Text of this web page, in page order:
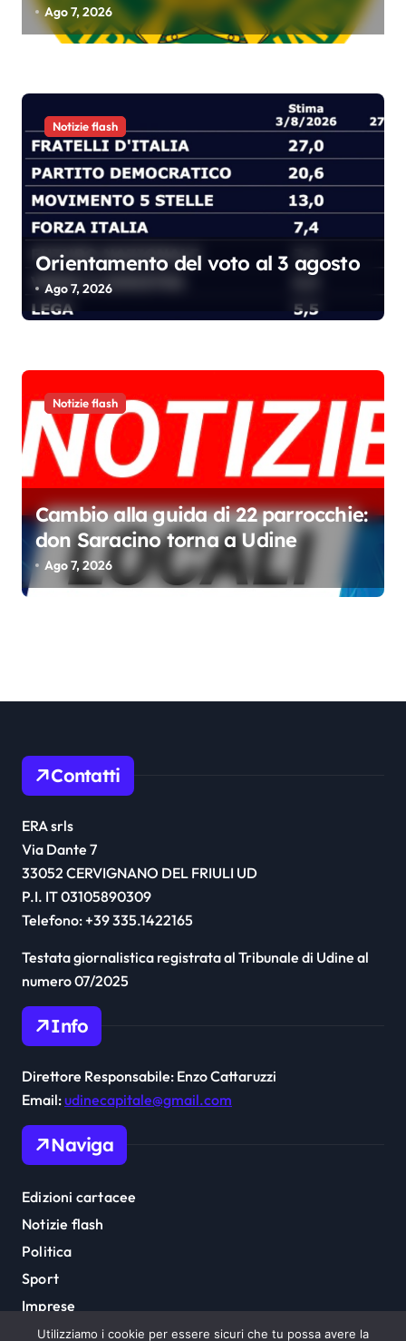
c
l
i
Ago 7, 2026
Notizie flash
Orientamento del voto al 3 agosto
Ago 7, 2026
Notizie flash
Cambio alla guida di 22 parrocchie:
don Saracino torna a Udine
Ago 7, 2026
Contatti
ERA srls
Via Dante 7
33052 CERVIGNANO DEL FRIULI UD
P.I. IT 03105890309
Telefono: +39 335.1422165
Testata giornalistica registrata al Tribunale di Udine al
numero 07/2025
Info
Direttore Responsabile: Enzo Cattaruzzi
Email:udinecapitale@gmail.com
Naviga
Edizioni cartacee
Notizie flash
Politica
Sport
Imprese
Cultura
Utilizziamo i cookie per essere sicuri che tu possa avere la